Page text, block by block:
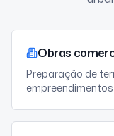
Obras
Preparação de